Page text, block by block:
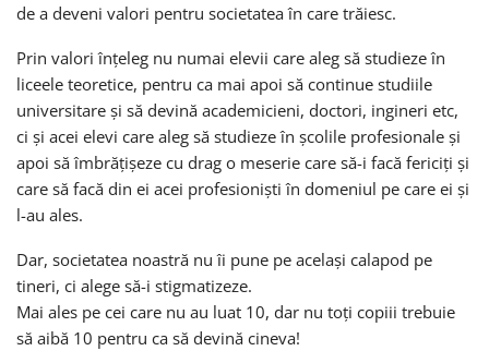
de a deveni valori pentru societatea în care trăiesc.
Prin valori înțeleg nu numai elevii care aleg să studieze în
liceele teoretice, pentru ca mai apoi să continue studiile
universitare și să devină academicieni, doctori, ingineri etc,
ci și acei elevi care aleg să studieze în școlile profesionale și
apoi să îmbrățișeze cu drag o meserie care să-i facă fericiți și
care să facă din ei acei profesioniști în domeniul pe care ei și
l-au ales.
Dar, societatea noastră nu îi pune pe același calapod pe
tineri, ci alege să-i stigmatizeze.
Mai ales pe cei care nu au luat 10, dar nu toți copiii trebuie
să aibă 10 pentru ca să devină cineva!